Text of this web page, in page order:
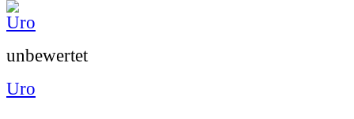
unbewertet
Uro
Userbewertung: